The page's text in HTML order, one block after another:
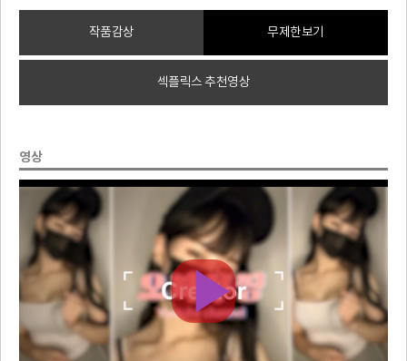
작품감상 무제한보기
섹플릭스 추천영상
영상